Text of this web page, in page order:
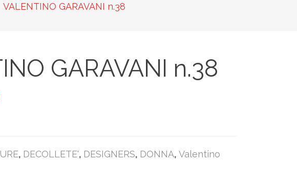
VALENTINO GARAVANI n.38
GARAVANI n.38
era: €750.00.
, DECOLLETE', DESIGNERS, DONNA, Valentino